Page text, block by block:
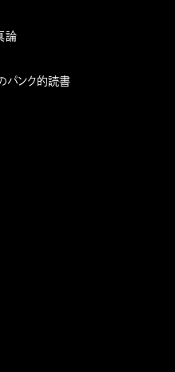
論
パンク的読書